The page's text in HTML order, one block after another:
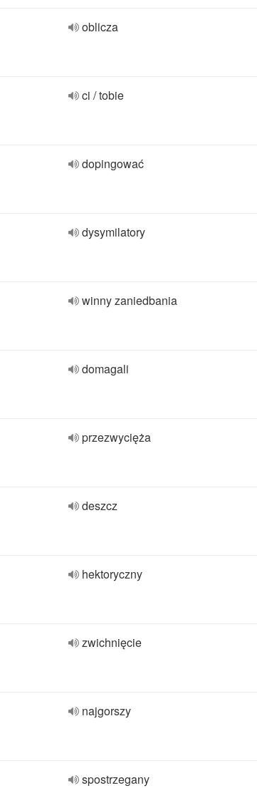
oblicza
ci / tobie
dopingować
dysymilatory
winny zaniedbania
domagali
przezwycięża
deszcz
hektoryczny
zwichnięcie
najgorszy
spostrzegany